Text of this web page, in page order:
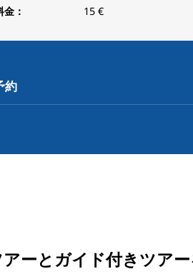
：
15 €
約
ーとガイド付きツア